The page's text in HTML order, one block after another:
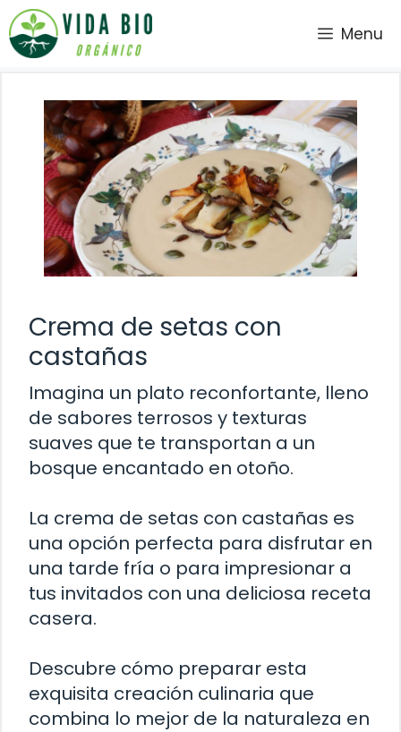
Saltar
al
contenido
Menu
Crema de setas con
castañas
Imagina un plato reconfortante, lleno
de sabores terrosos y texturas
suaves que te transportan a un
bosque encantado en otoño.
La crema de setas con castañas es
una opción perfecta para disfrutar en
una tarde fría o para impresionar a
tus invitados con una deliciosa receta
casera.
Descubre cómo preparar esta
exquisita creación culinaria que
combina lo mejor de la naturaleza en